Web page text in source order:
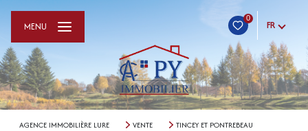
0
FR
MENU
AGENCE IMMOBILIÈRE LURE VENTE
TINCEY ET PONTREBEAU